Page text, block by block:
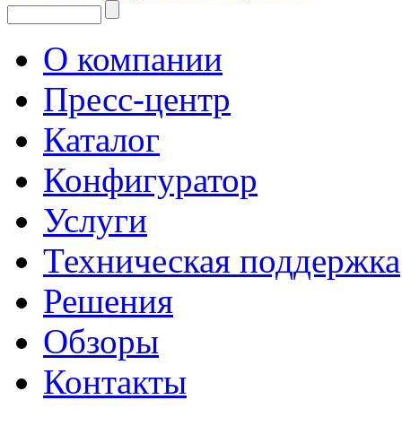
О компании
Пресс-центр
Каталог
Конфигуратор
Услуги
Техническая поддержка
Решения
Обзоры
Контакты